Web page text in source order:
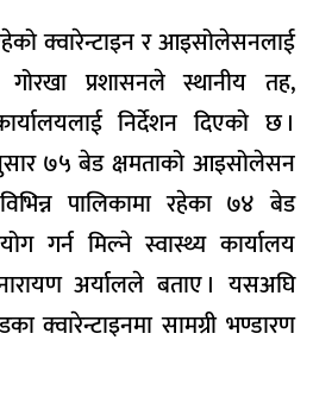
क्वारेन्टाइन र आइसोलेसनलाई
गोरखा प्रशासनले स्थानीय तह,
निर्देशन दिएको छ ।
७५ बेड क्षमताको आइसोलेसन
पालिकामा रहेका ७४ बेड
गर्न मिल्ने स्वास्थ्य कार्यालय
अर्यालले बताए । यसअघि
क्वारेन्टाइनमा सामग्री भण्डारण